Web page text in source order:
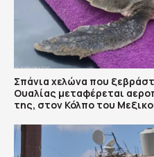
Σπάνια χελώνα που
Ουαλίας μεταφέρεται
της, στον Κόλπο του